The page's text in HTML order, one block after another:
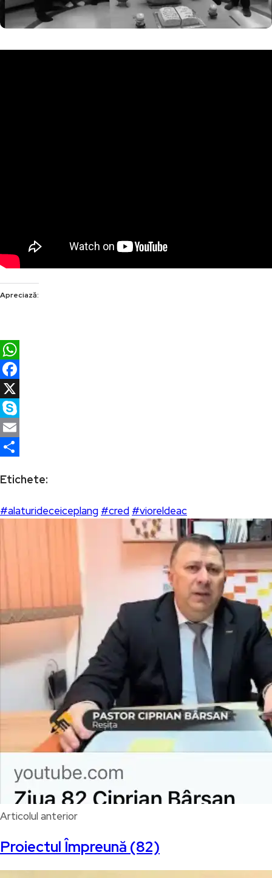
Apreciază:
WhatsApp
Facebook
X
Skype
Email
Etichete:
#alaturideceiceplang #cred #vioreldeac
Articolul anterior
Proiectul Împreună (82)